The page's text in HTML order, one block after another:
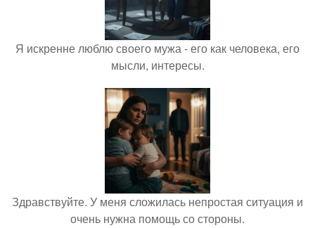
Я искренне люблю своего мужа - его как человека, его
мысли, интересы.
Здравствуйте. У меня сложилась непростая ситуация и
очень нужна помощь со стороны.